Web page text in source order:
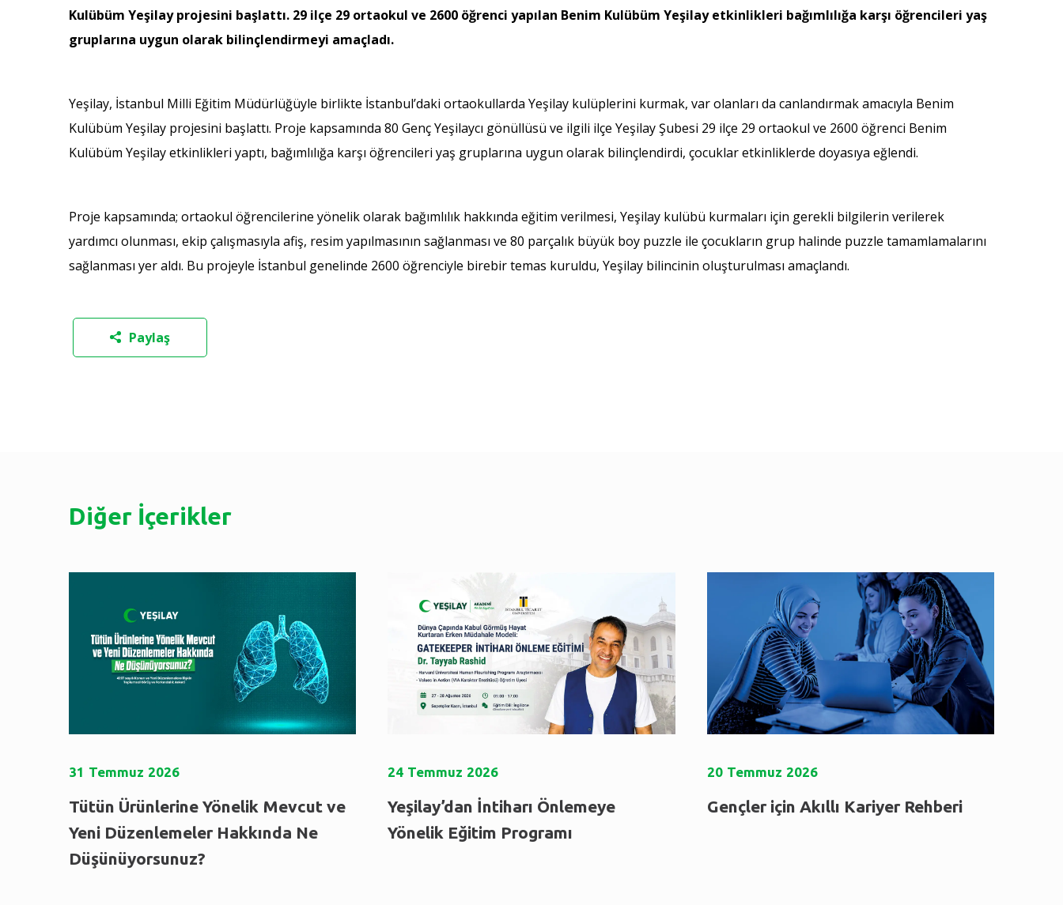
Kulübüm Yeşilay projesini başlattı. 29 ilçe 29 ortaokul ve 2600 öğrenci yapılan Benim Kulübüm Yeşilay etkinlikleri bağımlılığa karşı öğrencileri yaş
gruplarına uygun olarak bilinçlendirmeyi amaçladı.
Yeşilay, İstanbul Milli Eğitim Müdürlüğüyle birlikte İstanbul’daki ortaokullarda Yeşilay kulüplerini kurmak, var olanları da canlandırmak amacıyla Benim
Kulübüm Yeşilay projesini başlattı. Proje kapsamında 80 Genç Yeşilaycı gönüllüsü ve ilgili ilçe Yeşilay Şubesi 29 ilçe 29 ortaokul ve 2600 öğrenci Benim
Kulübüm Yeşilay etkinlikleri yaptı, bağımlılığa karşı öğrencileri yaş gruplarına uygun olarak bilinçlendirdi, çocuklar etkinliklerde doyasıya eğlendi.
Proje kapsamında; ortaokul öğrencilerine yönelik olarak bağımlılık hakkında eğitim verilmesi, Yeşilay kulübü kurmaları için gerekli bilgilerin verilerek
yardımcı olunması, ekip çalışmasıyla afiş, resim yapılmasının sağlanması ve 80 parçalık büyük boy puzzle ile çocukların grup halinde puzzle tamamlamalarını
sağlanması yer aldı. Bu projeyle İstanbul genelinde 2600 öğrenciyle birebir temas kuruldu, Yeşilay bilincinin oluşturulması amaçlandı.
Paylaş
Diğer İçerikler
31 Temmuz 2026
Tütün Ürünlerine Yönelik Mevcut ve
Yeni Düzenlemeler Hakkında Ne
Düşünüyorsunuz?
24 Temmuz 2026
Yeşilay’dan İntiharı Önlemeye
Yönelik Eğitim Programı
20 Temmuz 2026
Gençler için Akıllı Kariyer Rehberi